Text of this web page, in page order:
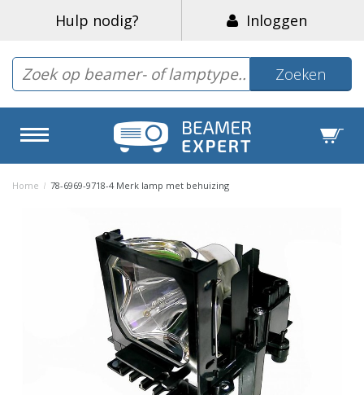
Hulp nodig? Inloggen
Zoeken
Home / 78-6969-9718-4 Merk lamp met behuizing